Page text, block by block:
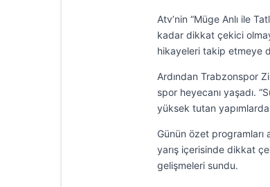
Atv’nin “Müge Anlı ile
kadar dikkat çekici
hikayeleri takip etmeye
Ardından Trabzonspor
spor heyecanı yaşadı.
yüksek tutan
Günün özet
yarış içerisinde dikkat
gelişmeleri sundu.